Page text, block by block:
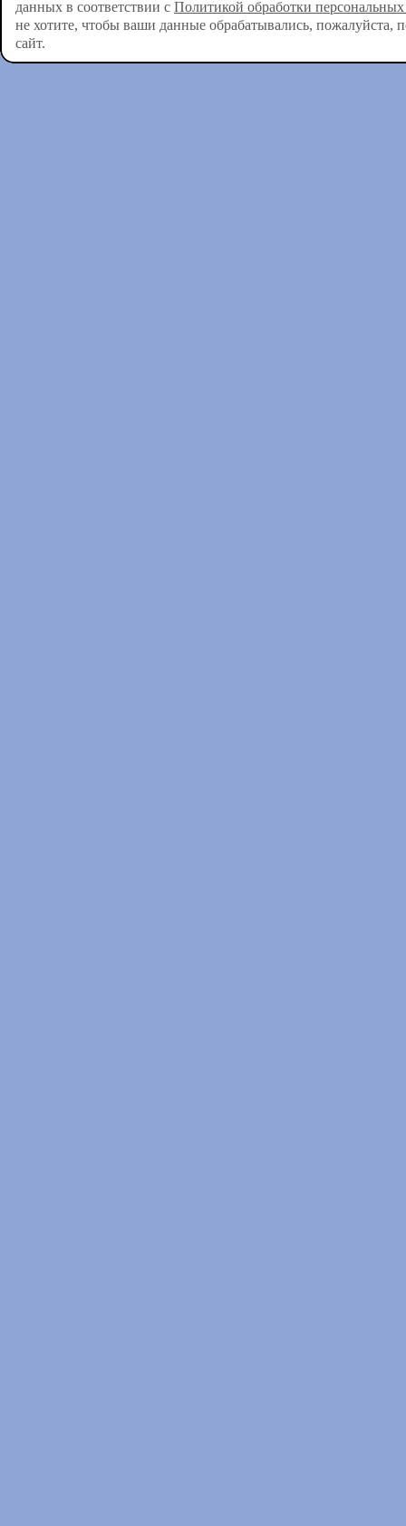
данных в соответствии с Политикой обработки
не хотите, чтобы ваши данные обрабатывались, пожалуйста,
сайт.